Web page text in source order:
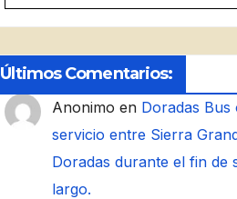
Últimos Comentarios:
Anonimo en Doradas
servicio entre Sierra
Doradas durante el fin de
largo.